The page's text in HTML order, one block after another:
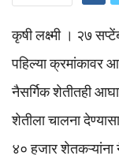
कृषी लक्ष्मी । २७
पहिल्या क्रमांकावर
नैसर्गिक शेतीतही
शेतीला चालना
४० हजार शेतकऱ्यांना